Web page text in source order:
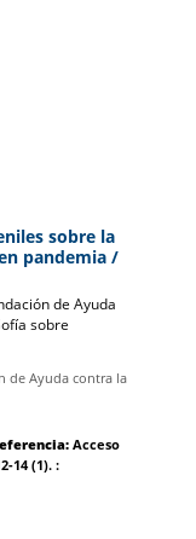
sobre la
pandemia/
de Ayuda
sobre
de Ayuda contra la
Acceso
14(1).: